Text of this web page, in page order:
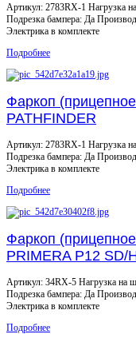
Артикул: 2783RX-1 Нагрузка
Подрезка бампера: Да
Электрика в комплекте
Подробнее
Фаркоп
PATHFINDER
Артикул: 2783RX-1 Нагрузка
Подрезка бампера: Да
Электрика в комплекте
Подробнее
Фаркоп
PRIMERA P12 SD/
Артикул: 34RX-5 Нагрузка на
Подрезка бампера: Да
Электрика в комплекте
Подробнее